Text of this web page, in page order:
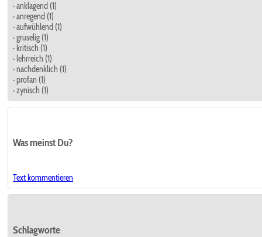
· anklagend (1)
· anregend (1)
· aufwühlend (1)
· gruselig (1)
· kritisch (1)
· lehrreich (1)
· nachdenklich (1)
· profan (1)
· zynisch (1)
Was meinst Du?
Text kommentieren
Schlagworte